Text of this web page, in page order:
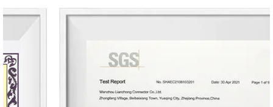
no es una opción.
Facilidad de integración:
Diseñado para facilitar la integración, nuestro
conector de paso de 5,03mm simplifica el
proceso de montaje, ahorrtiempo y recursos.